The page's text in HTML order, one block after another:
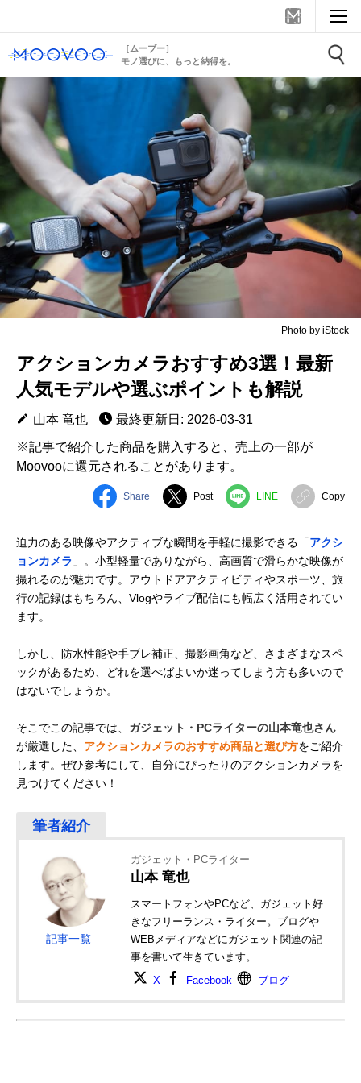
［ムーブー］
モノ選びに、もっと納得を。
Photo by iStock
アクションカメラおすすめ3選！最新
人気モデルや選ぶポイントも解説
山本 竜也
最終更新日: 2026-03-31
※記事で紹介した商品を購入すると、売上の一部が
Moovooに還元されることがあります。
Share Post LINE Copy
迫力のある映像やアクティブな瞬間を手軽に撮影できる「アクシ
ョンカメラ 」。小型軽量でありながら、高画質で滑らかな映像が
撮れるのが魅力です。アウトドアアクティビティやスポーツ、旅
行の記録はもちろん、Vlogやライブ配信にも幅広く活用されてい
ます。
しかし、防水性能や手ブレ補正、撮影画角など、さまざまなスペ
ックがあるため、どれを選べばよいか迷ってしまう方も多いので
はないでしょうか。
そこでこの記事では、 ガジェット・PCライターの山本竜也さん
が厳選した、 アクションカメラのおすすめ商品と選び方をご紹介
します。ぜひ参考にして、自分にぴったりのアクションカメラを
見つけてください！
記事一覧
ガジェット・PCライター
山本 竜也
スマートフォンやPCなど、ガジェット好
きなフリーランス・ライター。ブログや
WEBメディアなどにガジェット関連の記
事を書いて生きています。
X Facebook ブログ